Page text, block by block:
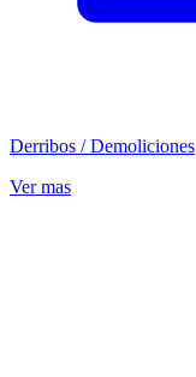
Derribos / Demoliciones
Ver mas